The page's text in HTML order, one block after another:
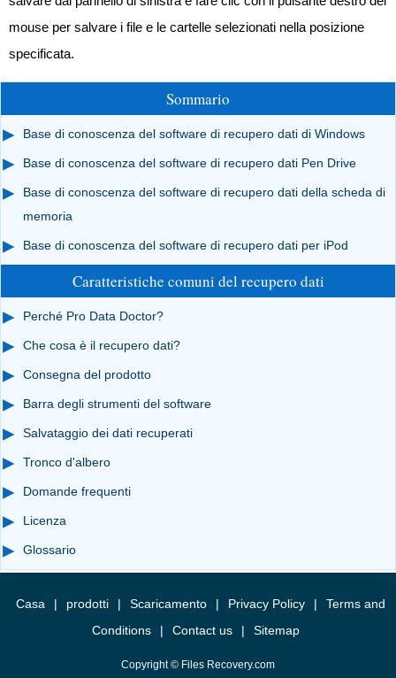
mouse per salvare i file e le cartelle selezionati nella posizione
specificata.
Sommario
Base di conoscenza del software di recupero dati di Windows
Base di conoscenza del software di recupero dati Pen Drive
Base di conoscenza del software di recupero dati della scheda di
memoria
Base di conoscenza del software di recupero dati per iPod
Caratteristiche comuni del recupero dati
Perché Pro Data Doctor?
Che cosa è il recupero dati?
Consegna del prodotto
Barra degli strumenti del software
Salvataggio dei dati recuperati
Tronco d'albero
Domande frequenti
Licenza
Glossario
Casa | prodotti | Scaricamento | Privacy Policy |
Terms and
Conditions
| Contact us | Sitemap
Copyright © Files Recovery.com